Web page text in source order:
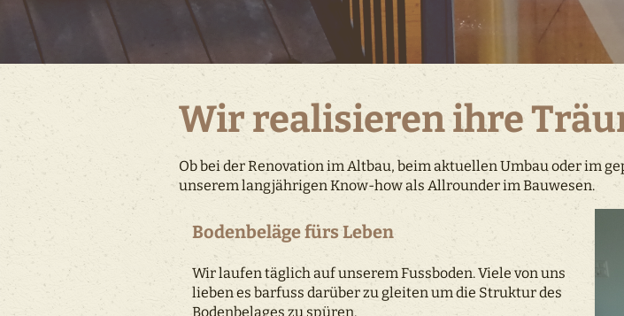
Wir realisieren ihre
Ob bei der Renovation im Altbau, beim aktuellen Umbau oder im
unserem langjährigen Know-how als Allrounder im Bauwesen.
Bodenbeläge fürs Leben
Wir laufen täglich auf unserem Fussboden. Viele von uns
lieben es barfuss darüber zu gleiten um die Struktur des
Bodenbelages zu spüren.